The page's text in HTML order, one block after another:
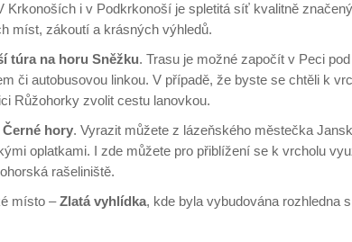
i v Podkrkonoší je spletitá síť kvalitně
míst, zákoutí a krásných výhledů.
túra na horu Sněžku. Trasu je možné započít v Peci pod
či autobusovou linkou. V případě, že byste se chtěli k
Růžohorky zvolit cestu lanovkou.
Černé hory. Vyrazit můžete z lázeňského městečka
oplatkami. I zde můžete pro přiblížení se k vrcholu
rašeliniště.
místo –Zlatá vyhlídka, kde byla vybudována rozhledna s